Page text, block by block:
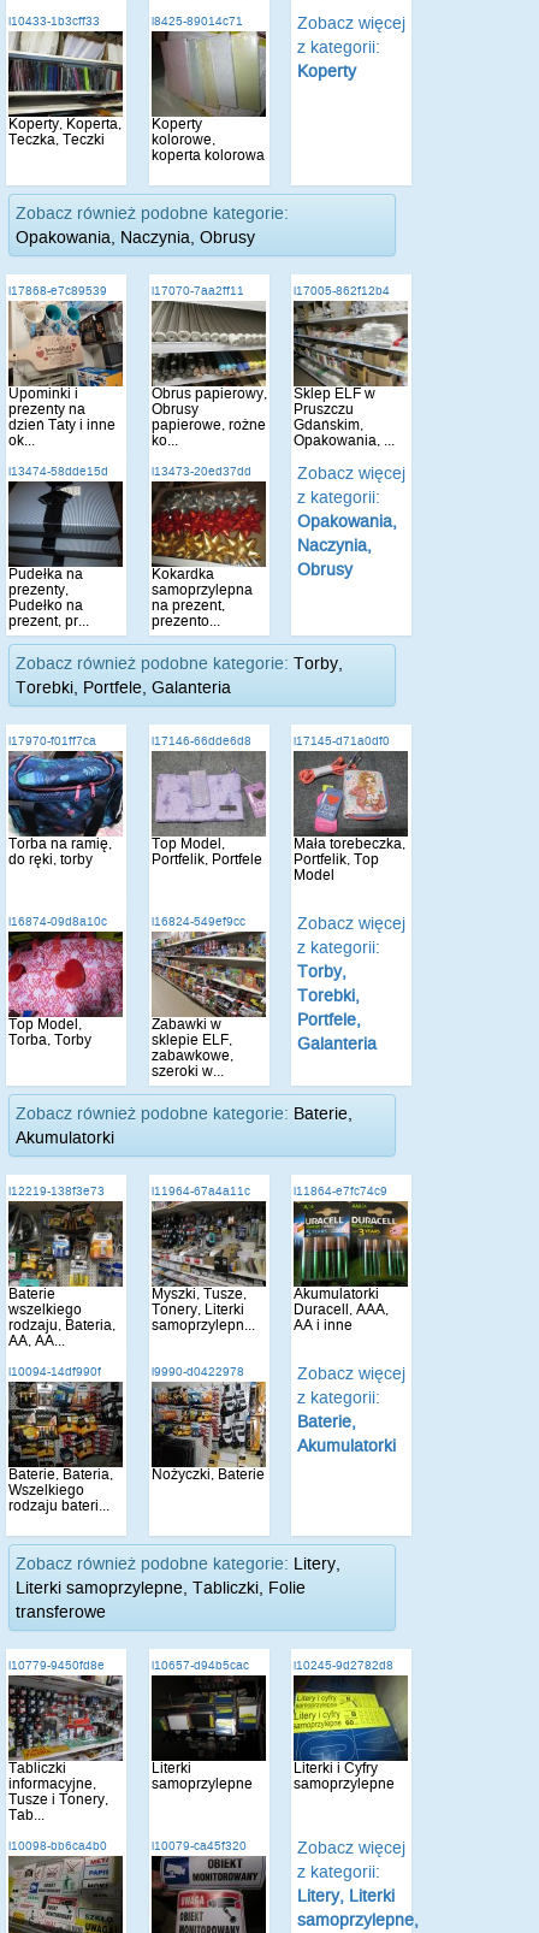
i10433-1b3cff33
Koperty, Koperta,
Teczka, Teczki
i8425-89014c71
Koperty
kolorowe,
koperta kolorowa
Zobacz więcej
z kategorii:
Koperty
Zobacz również podobne kategorie:
Opakowania, Naczynia, Obrusy
i17868-e7c89539
Upominki i
prezenty na
dzień Taty i inne
ok...
i17070-7aa2ff11
Obrus papierowy,
Obrusy
papierowe, rożne
ko...
i17005-862f12b4
Sklep ELF w
Pruszczu
Gdańskim,
Opakowania, ...
i13474-58dde15d
Pudełka na
prezenty,
Pudełko na
prezent, pr...
i13473-20ed37dd
Kokardka
samoprzylepna
na prezent,
prezento...
Zobacz więcej
z kategorii:
Opakowania,
Naczynia,
Obrusy
Zobacz również podobne kategorie: Torby,
Torebki, Portfele, Galanteria
i17970-f01ff7ca
Torba na ramię,
do ręki, torby
i17146-66dde6d8
Top Model,
Portfelik, Portfele
i17145-d71a0df0
Mała torebeczka,
Portfelik, Top
Model
i16874-09d8a10c
Top Model,
Torba, Torby
i16824-549ef9cc
Zabawki w
sklepie ELF,
zabawkowe,
szeroki w...
Zobacz więcej
z kategorii:
Torby,
Torebki,
Portfele,
Galanteria
Zobacz również podobne kategorie: Baterie,
Akumulatorki
i12219-138f3e73
Baterie
wszelkiego
rodzaju, Bateria,
AA, AA...
i11964-67a4a11c
Myszki, Tusze,
Tonery, Literki
samoprzylepn...
i11864-e7fc74c9
Akumulatorki
Duracell, AAA,
AA i inne
i10094-14df990f
Baterie, Bateria,
Wszelkiego
rodzaju bateri...
i9990-d0422978
Nożyczki, Baterie
Zobacz więcej
z kategorii:
Baterie,
Akumulatorki
Zobacz również podobne kategorie: Litery,
Literki samoprzylepne, Tabliczki, Folie
transferowe
i10779-9450fd8e
Tabliczki
informacyjne,
Tusze i Tonery,
Tab...
i10657-d94b5cac
Literki
samoprzylepne
i10245-9d2782d8
Literki i Cyfry
samoprzylepne
i10098-bb6ca4b0 i10079-ca45f320
Zobacz więcej
z kategorii:
Litery, Literki
samoprzylepne,